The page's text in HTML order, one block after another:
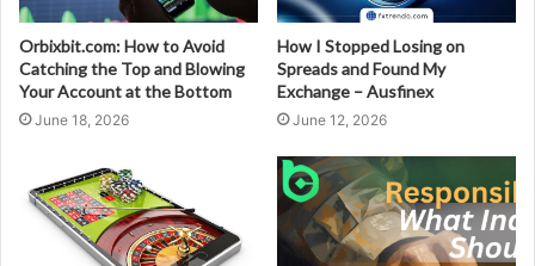
Orbixbit.com: How to Avoid
Catching the Top and Blowing
Your Account at the Bottom
June 18, 2026
How I Stopped Losing on
Spreads and Found My
Exchange – Ausfinex
June 12, 2026